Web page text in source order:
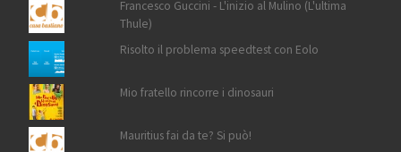
Francesco Guccini - L'inizio al Mulino (L'ultima
Thule)
Risolto il problema speedtest con Eolo
Mio fratello rincorre i dinosauri
Mauritius fai da te? Si può!